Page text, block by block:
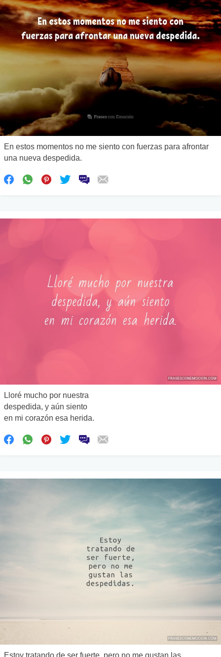
En estos momentos no me siento con fuerzas para afrontar
una nueva despedida.
Lloré mucho por nuestra
despedida, y aún siento
en mi corazón esa herida.
Estoy tratando de ser fuerte, pero no me gustan las